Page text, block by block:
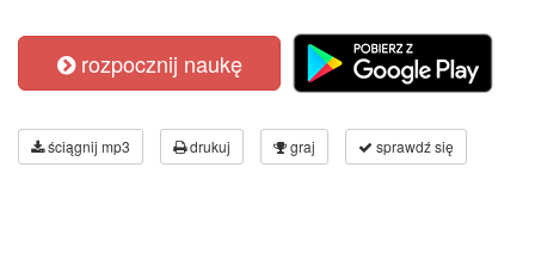
rozpocznij naukę
ściągnij mp3 drukuj graj sprawdź się